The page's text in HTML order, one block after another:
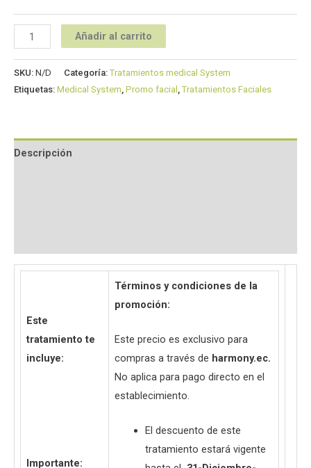
Añadir al carrito
SKU: N/D Categoría:Tratamientos medical System
Etiquetas: Medical System Promo facial ,Tratamientos Faciales
Descripción
Este
tratamiento te
incluye:
Importante:
Términos y condiciones de la
promoción:
Este precio es exclusivo para
compras a través de harmony.ec.
No aplica para pago directo en el
establecimiento.
El descuento de este
tratamiento estará vigente